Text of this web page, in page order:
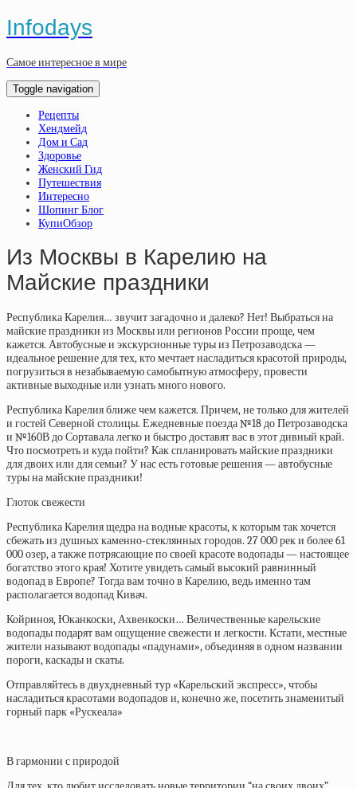
Infodays
Самое интересное в мире
Toggle navigation
Рецепты
Хендмейд
Дом и Сад
Здоровье
Женский Гид
Путешествия
Интересно
Шопинг Блог
КупиОбзор
Из Москвы в Карелию на
Майские праздники
Республика Карелия… звучит загадочно и далеко? Нет! Выбраться на
майские праздники из Москвы или регионов России проще, чем
кажется. Автобусные и экскурсионные туры из Петрозаводска —
идеальное решение для тех, кто мечтает насладиться красотой природы,
погрузиться в незабываемую самобытную атмосферу, провести
активные выходные или узнать много нового.
Республика Карелия ближе чем кажется. Причем, не только для жителей
и гостей Северной столицы. Ежедневные поезда №18 до Петрозаводска
и №160В до Сортавала легко и быстро доставят вас в этот дивный край.
Что посмотреть и куда пойти? Как спланировать майские праздники
для двоих или для семьи? У нас есть готовые решения — автобусные
туры на майские праздники!
Глоток свежести
Республика Карелия щедра на водные красоты, к которым так хочется
сбежать из душных каменно-стеклянных городов. 27 000 рек и бо­лее 61
000 озер, а также потрясающие по своей красоте водопады — настоящее
богатство этого края! Хотите увидеть самый высокий равнинный
водопад в Европе? Тогда вам точно в Карелию, ведь именно там
располагается водопад Кивач.
Койриноя, Юканкоски, Ахвенкоски… Величественные карельские
водопады подарят вам ощущение свежести и легкости. Кстати, местные
жители называют водопады «падунами», объединяя в одном названии
пороги, каскады и скаты.
Отправляйтесь в двухдневный тур «Карельский экспресс», чтобы
насладиться красотами водопадов и, конечно же, посетить знаменитый
горный парк «Рускеала»
В гармонии с природой